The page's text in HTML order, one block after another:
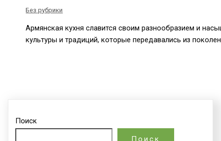
Без рубрики
Армянская кухня славится своим разнообразием и
культуры и традиций, которые передавались из
Поиск